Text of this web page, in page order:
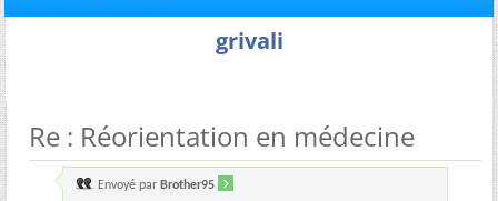
grivali
Re : Réorientation en médecine
Envoyé par Brother95